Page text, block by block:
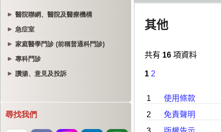
醫院聯網、醫院及醫療機構
急症室
家庭醫學門診 (前稱普通科門診)
專科門診
讚揚、意見及投訴
尋找我們